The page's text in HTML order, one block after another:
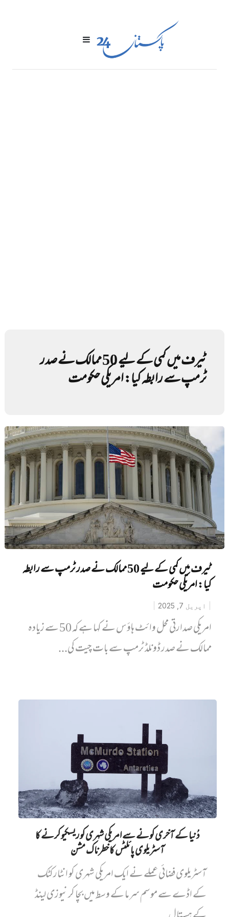
ٹیرف میں کمی کے لیے 50 ممالک نے صدر
ٹرمپ سے رابطہ کیا: امریکی حکومت
ٹیرف میں کمی کے لیے 50 ممالک نے صدر ٹرمپ سے رابطہ
کیا: امریکی حکومت
اپریل 7, 2025
امریکی صدارتی محل وائٹ ہاؤس نے کہا ہے کہ 50 سے زیادہ
ممالک نے صدر ڈونلڈ ٹرمپ سے بات چیت کی...
دُنیا کے آخری کونے سے امریکی شہری کو ریسکیو کرنے کا
آسٹریلوی پائلٹس کا خطرناک مشن
آسٹریلوی فضائی عملے نے ایک امریکی شہری کو انٹارکٹک
کے اڈے سے موسم سرما کے وسط میں بچا کر نیوزی لینڈ